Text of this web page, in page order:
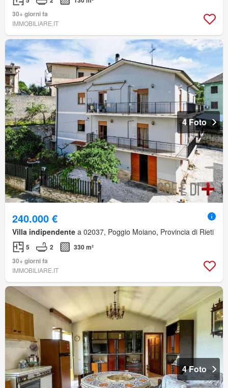
30+ giorni fa
IMMOBILIARE.IT
4 Foto
240.000 €
Villa indipendente a 02037, Poggio Moiano, Provincia di Rieti
5 2
330 m²
30+ giorni fa
IMMOBILIARE.IT
4 Foto